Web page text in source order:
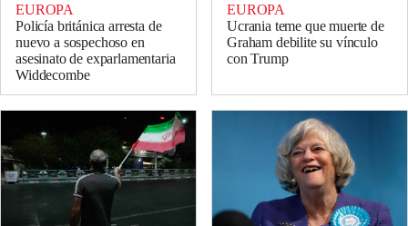
EUROPA
Policía británica arresta de
nuevo a sospechoso en
asesinato de exparlamentaria
Widdecombe
EUROPA
Ucrania teme que muerte de
Graham debilite su vínculo
con Trump